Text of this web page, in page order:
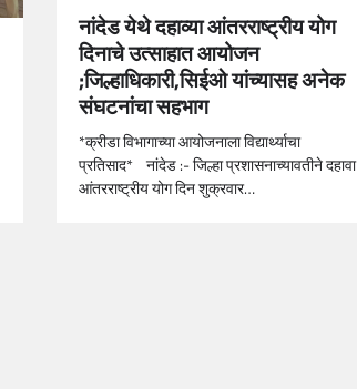
नांदेड येथे दहाव्या आंतरराष्ट्रीय योग
दिनाचे उत्साहात आयोजन
;जिल्हाधिकारी,सिईओ यांच्यासह अनेक
संघटनांचा सहभाग
*क्रीडा विभागाच्या आयोजनाला विद्यार्थ्याचा
प्रतिसाद* नांदेड :- ‍जिल्हा प्रशासनाच्यावतीने दहावा
आंतरराष्ट्रीय योग दिन शुक्रवार…